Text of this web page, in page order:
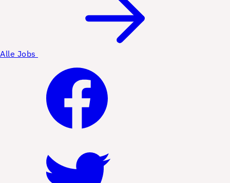
Alle Jobs